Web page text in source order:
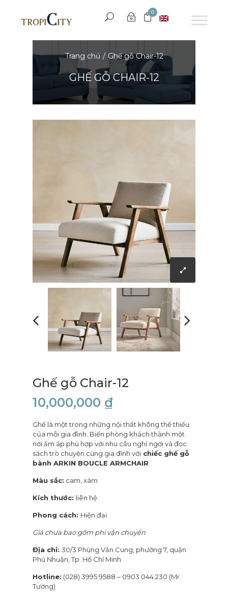
0
Trang chủ Ghế gỗ Chair-12
GHẾ GỖ CHAIR-12
Ghế gỗ Chair-12
10,000,000 ₫
Ghế là một trong những nội thất không thể thiếu
của mỗi gia đình. Biến phòng khách thành một
nơi ấm áp phù hợp với nhu cầu nghỉ ngơi và đọc
sách trò chuyện cùng gia đình với chiếc ghế gỗ
bành ARKIN BOUCLE ARMCHAIR
Màu sắc: cam, xám
Kích thước: liên hệ
Phong cách: Hiện đại
Giá chưa bao gồm phí vận chuyển
Địa chỉ: 30/3 Phùng Văn Cung, phường 7, quận
Phú Nhuận, Tp. Hồ Chí Minh
Hotline: (028).3995.9588 – 0903 044 230 (Mr.
Tường)